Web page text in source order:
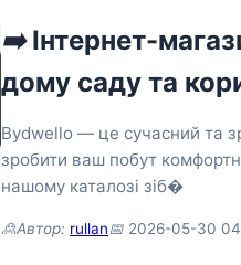
➡️Інтернет-
дому саду та
Bydwello — це сучасний та
зробити ваш побут
нашому каталозі зіб�
🙎Автор: rullan📅 2026-05-30